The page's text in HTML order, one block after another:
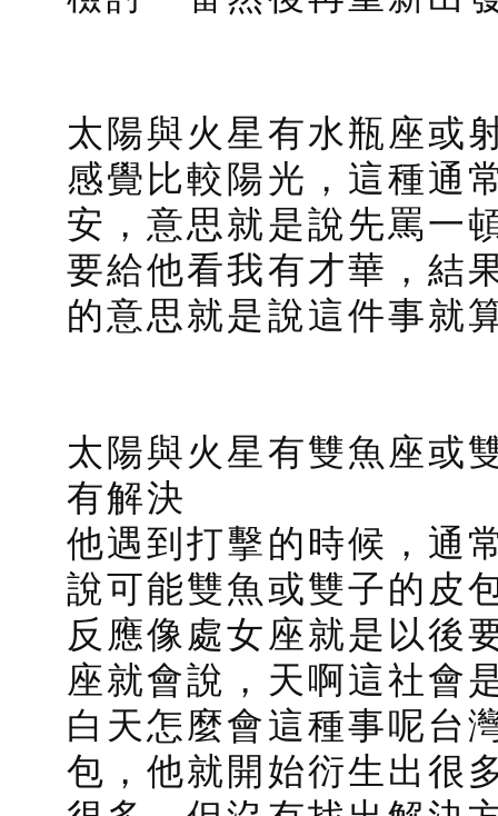
太陽與火星有水瓶座或
感覺比較陽光，這種通
安，意思就是說先罵一
要給他看我有才華，結
的意思就是說這件事就
太陽與火星有雙魚座或
有解決
他遇到打擊的時候，通
說可能雙魚或雙子的皮
反應像處女座就是以後
座就會說，天啊這社會
白天怎麼會這種事呢台
包，他就開始衍生出很